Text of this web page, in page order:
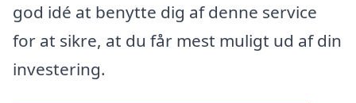
god idé at benytte dig af denne service
for at sikre, at du får mest muligt ud af din
investering.